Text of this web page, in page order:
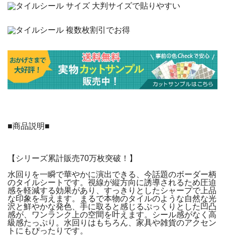
■商品説明■
【シリーズ累計販売70万枚突破！】
水回りを一瞬で華やかに演出できる、今話題のボーダー柄
のタイルシートです。視線が縦方向に誘導されるため圧迫
感を軽減する効果があり、すっきりとしたシャープで上品
な印象を与えます。まるで本物のタイルのような自然な光
沢と鮮やかな発色、手に取ると感じるぷっくりとした凹凸
感が、ワンランク上の空間を叶えます。シール感がなく高
級感たっぷり。水回りはもちろん、家具や雑貨のアクセン
トにもぴったりです。